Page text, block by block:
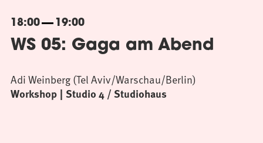
18:00 19:00
WS 05: Gaga am Abend
Workshop Studio 4 / Studiohaus
Adi Weinberg (Tel Aviv/Warschau/Berlin)